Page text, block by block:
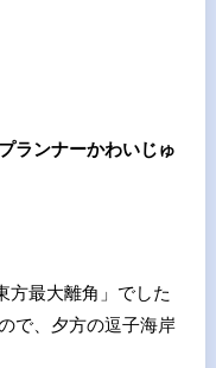
ランナーかわいじゅ
方最大離角」でした
で、夕方の逗子海岸